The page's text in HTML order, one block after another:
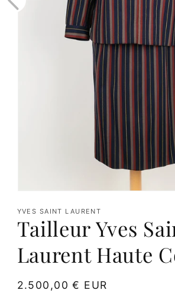
le
média
1
dans
fenêtre
YVES SAINT LAURENT
Tailleur Yves
Laurent Haute
Prix
2.500,00 € EUR